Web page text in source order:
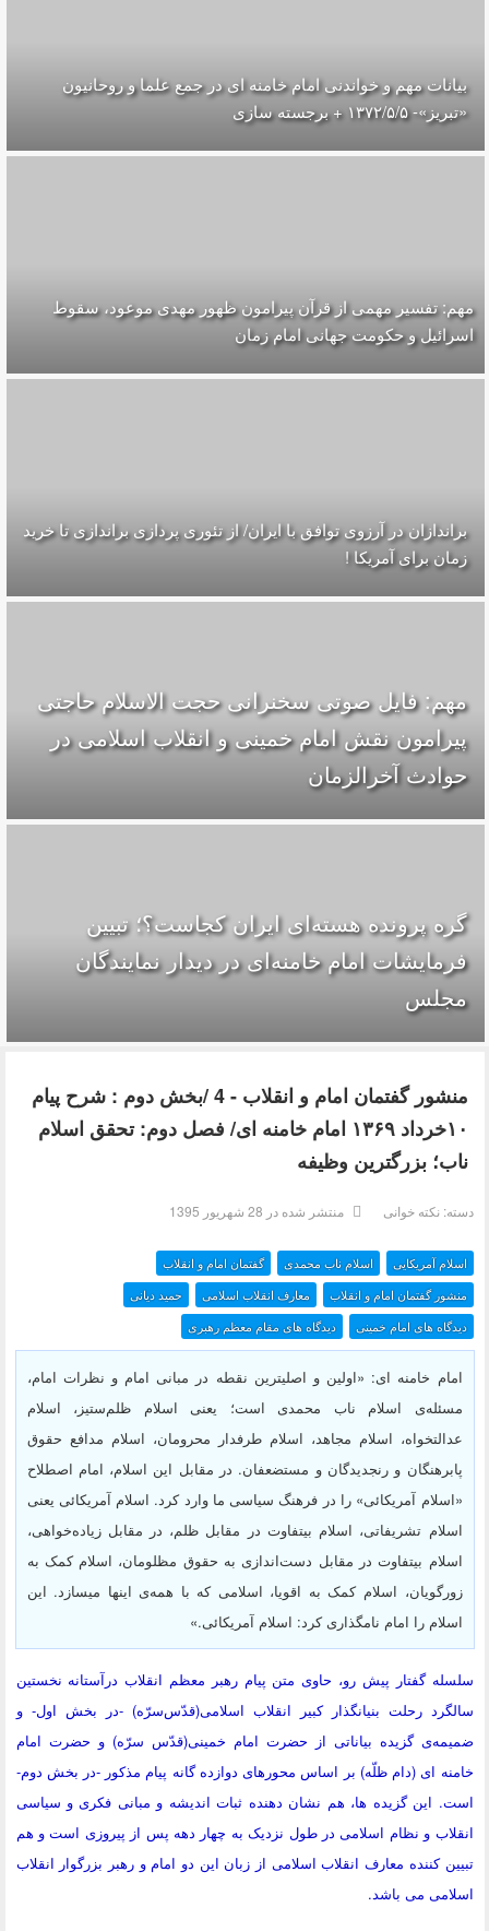
بیانات مهم و خواندنی امام خامنه ای در جمع علما و روحانیون
«تبریز»- ۱۳۷۲/۵/۵ + برجسته سازی
مهم: تفسیر مهمی از قرآن پیرامون ظهور مهدی موعود، سقوط
اسرائیل و حکومت جهانی امام زمان
براندازان در آرزوی توافق با ایران/ از تئوری پردازی براندازی تا خرید
زمان برای آمریکا !
مهم: فایل صوتی سخنرانی حجت الاسلام حاجتی
پیرامون نقش امام خمینی و انقلاب اسلامی در
حوادث آخرالزمان
گره پرونده‌ هسته‌ای ایران کجاست؟؛ تبیین
فرمایشات امام خامنه‌ای در دیدار نمایندگان
مجلس
منشور گفتمان امام و انقلاب - 4 /بخش دوم : شرح پیام
۱۰خرداد ۱۳۶۹ امام خامنه ای/ فصل دوم: تحقق اسلام
ناب؛ بزرگترین وظیفه
دسته:نکته خوانی منتشر شده در 28 شهریور 1395
اسلام آمریکایی اسلام ناب محمدی گفتمان امام و انقلاب
دیدگاه های مقام معظم رهبری دیدگاه های امام خمینی
حمید دیانی معارف انقلاب اسلامی منشور گفتمان امام و انقلاب
امام خامنه ای: «اولین و اصلیترین نقطه در مبانی امام و نظرات امام،
مسئله‌ی اسلام ناب محمدی است؛ یعنی اسلام ظلم‌ستیز، اسلام
عدالتخواه، اسلام مجاهد، اسلام طرفدار محرومان، اسلام مدافع حقوق
پابرهنگان و رنجدیدگان و مستضعفان. در مقابل این اسلام، امام اصطلاح
«اسلام آمریکائی» را در فرهنگ سیاسی ما وارد کرد. اسلام آمریکائی یعنی
اسلام تشریفاتی، اسلام بیتفاوت در مقابل ظلم، در مقابل زیاده‌خواهی،
اسلام بیتفاوت در مقابل دست‌اندازی به حقوق مظلومان، اسلام کمک به
زورگویان، اسلام کمک به اقویا، اسلامی که با همه‌ی اینها میسازد. این
اسلام را امام نامگذاری کرد: اسلام آمریکائی.»
سلسله گفتار پیش رو، حاوی متن پیام رهبر معظم انقلاب درآستانه نخستین
سالگرد رحلت بنیانگذار کبیر انقلاب اسلامی(قدّس‌سرّه) -در بخش اول- و
ضمیمه‌ی گزیده بیاناتی از حضرت امام خمینی(قدّس سرّه) و حضرت امام
خامنه ای (دام ظلّه) بر اساس محورهای دوازده گانه پیام مذکور -در بخش دوم-
است. این گزیده ها، هم نشان دهنده ثبات اندیشه و مبانی فکری و سیاسی
انقلاب و نظام اسلامی در طول نزدیک به چهار دهه پس از پیروزی است و هم
تبیین کننده معارف انقلاب اسلامی از زبان این دو امام و رهبر بزرگوار انقلاب
اسلامی می باشد.